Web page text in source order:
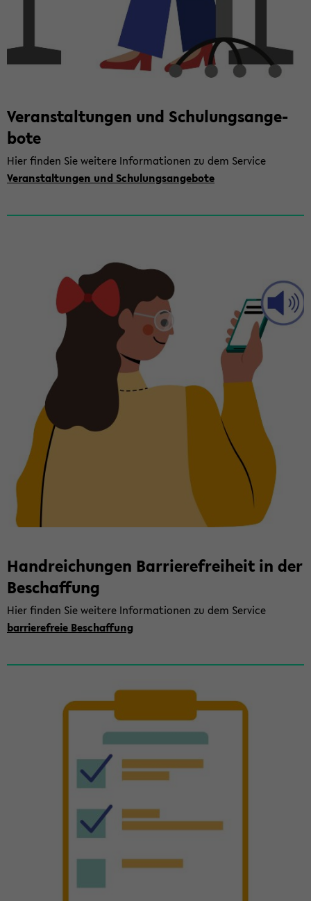
Ver­an­stal­tun­gen und Schu­lungs­an­ge­
bo­te
Hier fin­den Sie wei­te­re In­for­ma­tio­nen zu dem Ser­vice
Ver­an­stal­tun­gen und Schu­lungs­an­ge­bo­te
Hand­rei­chun­gen Bar­rie­re­frei­heit in der
Be­schaf­fung
Hier fin­den Sie wei­te­re In­for­ma­tio­nen zu dem Ser­vice
bar­rie­re­freie Be­schaf­fung